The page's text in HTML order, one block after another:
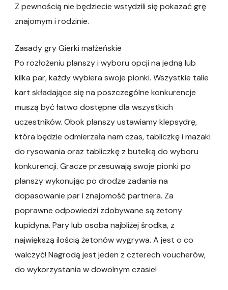
Z pewnością nie będziecie wstydzili się pokazać grę
znajomym i rodzinie.
Zasady gry Gierki małżeńskie
Po rozłożeniu planszy i wyboru opcji na jedną lub
kilka par, każdy wybiera swoje pionki. Wszystkie talie
kart składające się na poszczególne konkurencje
muszą być łatwo dostępne dla wszystkich
uczestników. Obok planszy ustawiamy klepsydrę,
która będzie odmierzała nam czas, tabliczkę i mazaki
do rysowania oraz tabliczkę z butelką do wyboru
konkurencji. Gracze przesuwają swoje pionki po
planszy wykonując po drodze zadania na
dopasowanie par i znajomość partnera. Za
poprawne odpowiedzi zdobywane są żetony
kupidyna. Pary lub osoba najbliżej środka, z
największą ilością żetonów wygrywa. A jest o co
walczyć! Nagrodą jest jeden z czterech voucherów,
do wykorzystania w dowolnym czasie!